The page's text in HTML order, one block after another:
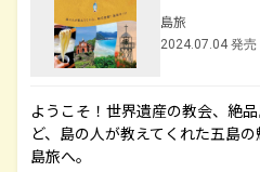
島旅
2024.07.04 発売
ようこそ！世界遺産の教会、絶
ど、島の人が教えてくれた五島
島旅へ。